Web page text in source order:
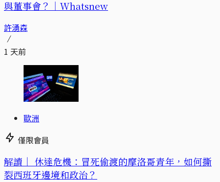
與董事會？｜Whatsnew
許湧森
1 天前
歐洲
僅限會員
解讀｜ 休達危機：冒死偷渡的摩洛哥青年，如何撕
裂西班牙邊境和政治？